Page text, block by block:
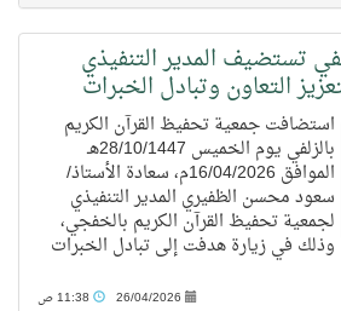
تستضيف المدير التنفيذي
التعاون وتبادل الخبرات
استضافت جمعية تحفيظ القرآن الكريم
بالزلفي يوم الخميس 28/10/1447هـ
الموافق 16/04/2026م، سعادة الأستاذ/
سعود محسن الظفيري المدير التنفيذي
لجمعية تحفيظ القرآن الكريم بالخفجي،
وذلك في زيارة هدفت إلى تبادل الخبرات
26/04/2026